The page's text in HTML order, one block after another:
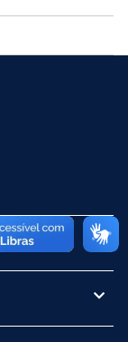
Facebook
por Twitter
porpor
para Copiar